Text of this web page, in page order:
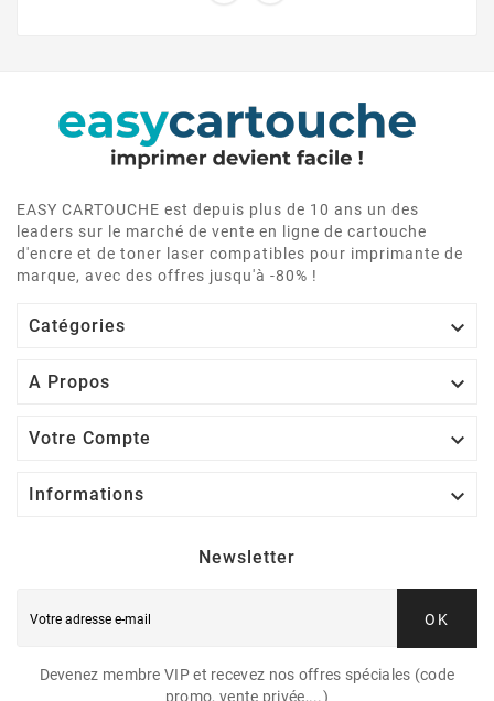
EASY CARTOUCHE est depuis plus de 10 ans un des
leaders sur le marché de vente en ligne de cartouche
d'encre et de toner laser compatibles pour imprimante de
marque, avec des offres jusqu'à -80% !
Catégories 
A Propos 
Votre Compte 
Informations 
Newsletter
OK
Devenez membre VIP et recevez nos offres spéciales (code
promo, vente privée,...)